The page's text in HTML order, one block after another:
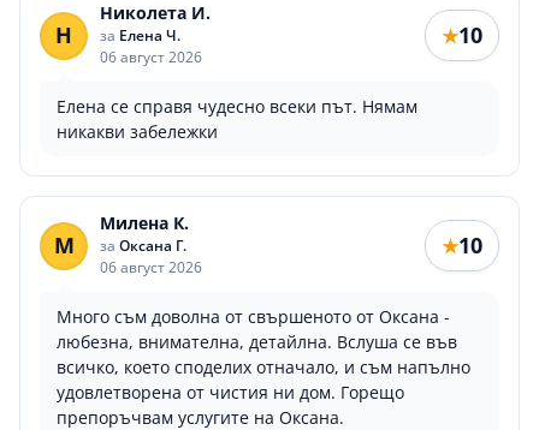
Н
Николета И.
за Елена Ч.
06 август 2026
★10
Елена се справя чудесно всеки път. Нямам
никакви забележки
М
Милена К.
за Оксана Г.
06 август 2026
★10
Много съм доволна от свършеното от Оксана -
любезна, внимателна, детайлна. Вслуша се във
всичко, което споделих отначало, и съм напълно
удовлетворена от чистия ни дом. Горещо
препоръчвам услугите на Оксана.